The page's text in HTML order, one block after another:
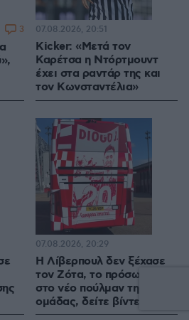
3
Kicker: «Μετά τον
Καρέτσα η Ντόρτμουντ
έχει στα ραντάρ της και
τον Κωνσταντέλια»
07.08.2026, 20:51
Η Λίβερπουλ δεν ξέχασε
τον Ζότα, το πρόσωπό του
στο νέο πούλμαν της
ομάδας, δείτε βίντεο
07.08.2026, 20:29